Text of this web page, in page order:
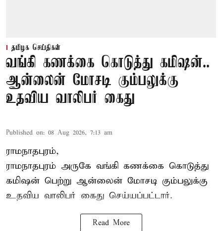
தமிழக செய்திகள்
வங்கி கணக்கை கொடுத்து கமிஷன்..
ஆன்லைன் மோசடி கும்பலுக்கு
உதவிய வாலிபர் கைது
Published on: 08 Aug 2026, 7:13 am
ராமநாதபுரம்,
ராமநாதபுரம் அருகே வங்கி கணக்கை கொடுத்து
கமிஷன் பெற்று ஆன்லைன் மோசடி கும்பலுக்கு
உதவிய வாலிபர் கைது செய்யப்பட்டார்.
Read More